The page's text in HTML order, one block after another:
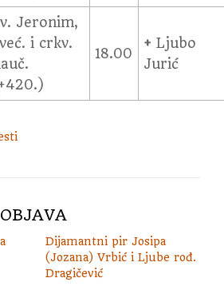
Jeronim,
i crkv.
18.00
+Ljubo
Jurić
Dijamantni pir Josipa
(Jozana) Vrbić i Ljube rođ.
Dragičević